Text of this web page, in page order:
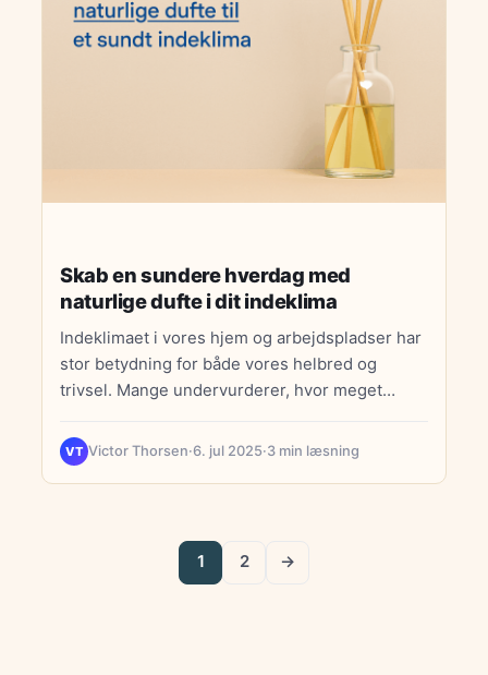
Skab en sundere hverdag med
naturlige dufte i dit indeklima
Indeklimaet i vores hjem og arbejdspladser har
stor betydning for både vores helbred og
trivsel. Mange undervurderer, hvor meget
VT Victor Thorsen·6. jul 2025·3 min læsning
1 2 →